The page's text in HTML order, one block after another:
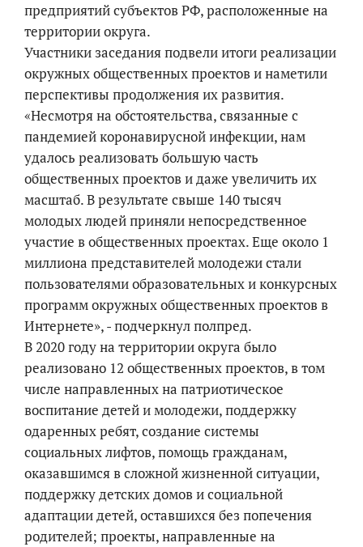
предприятий субъектов РФ, расположенные на
территории округа.
Участники заседания подвели итоги реализации
окружных общественных проектов и наметили
перспективы продолжения их развития.
«Несмотря на обстоятельства, связанные с
пандемией коронавирусной инфекции, нам
удалось реализовать большую часть
общественных проектов и даже увеличить их
масштаб. В результате свыше 140 тысяч
молодых людей приняли непосредственное
участие в общественных проектах. Еще около 1
миллиона представителей молодежи стали
пользователями образовательных и конкурсных
программ окружных общественных проектов в
Интернете», - подчеркнул полпред.
В 2020 году на территории округа было
реализовано 12 общественных проектов, в том
числе направленных на патриотическое
воспитание детей и молодежи, поддержку
одаренных ребят, создание системы
социальных лифтов, помощь гражданам,
оказавшимся в сложной жизненной ситуации,
поддержку детских домов и социальной
адаптации детей, оставшихся без попечения
родителей; проекты, направленные на